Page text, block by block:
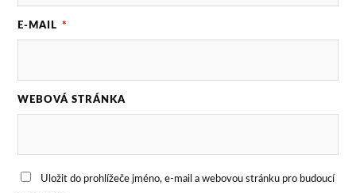
E-MAIL *
WEBOVÁ STRÁNKA
Uložit do prohlížeče jméno, e-mail a webovou stránku pro budoucí